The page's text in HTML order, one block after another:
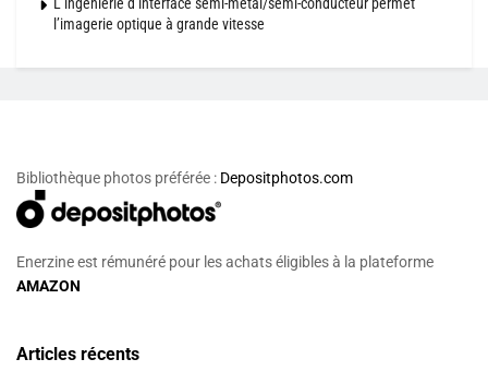
L’ingénierie d’interface semi-métal/semi-conducteur permet
l’imagerie optique à grande vitesse
Bibliothèque photos préférée : Depositphotos.com
Enerzine est rémunéré pour les achats éligibles à la plateforme
AMAZON
Articles récents